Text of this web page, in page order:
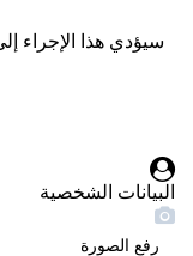
سيؤدي هذا الإجراء
البيانات الشخصية
رفع الصورة